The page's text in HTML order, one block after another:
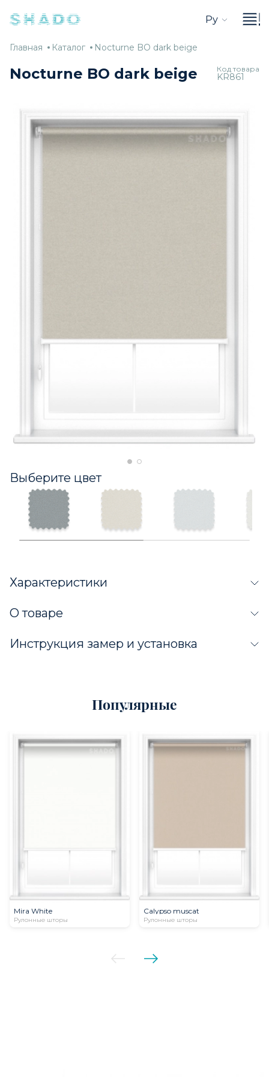
Ру
Главная Главная
КаталогКаталог
Nocturne
dark
Nocturne BO dark beige
Nocturne BO dark beige Код товара
KR861
Выберите цвет
Характеристики
О товаре
Инструкция замер и установка
Популярные
Mira White
Рулонные шторы
Calypso muscat
Рулонные шторы